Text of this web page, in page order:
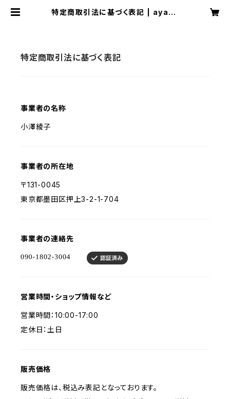
特定商取引法に基づく表記 | ayako
特定商取引法に基づく表記
事業者の名称
小澤綾子
事業者の所在地
〒131-0045
東京都墨田区押上3-2-1-704
事業者の連絡先
営業時間・ショップ情報など
営業時間：10:00-17:00
定休日：土日
販売価格
販売価格は、税込み表記となっております。